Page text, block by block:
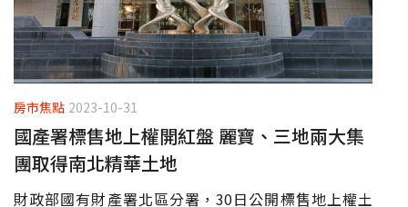
房市焦點 2023-10-31
國產署標售地上權開紅盤 麗寶、三地兩大集
團取得南北精華土地
財政部國有財產署北區分署，30日公開標售地上權土